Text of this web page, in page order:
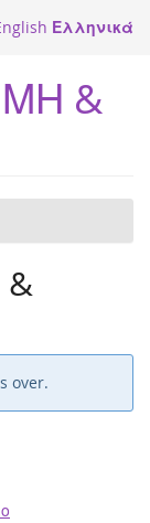
Ελληνικά
&
over.